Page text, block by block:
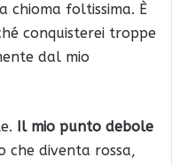
chioma foltissima. È
conquisterei troppe
dal mio
Il mio punto debole
che diventa rossa,